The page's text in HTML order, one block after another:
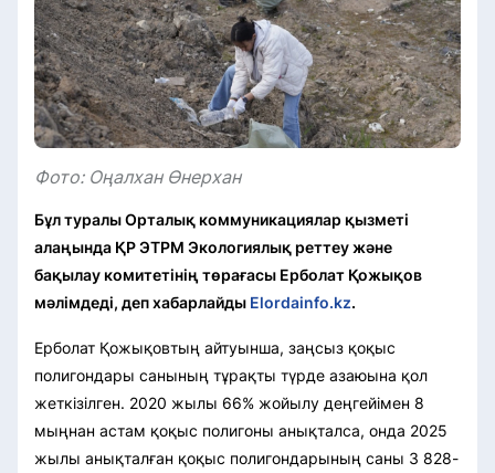
Фото: Оңалхан Өнерхан
Бұл туралы Орталық коммуникациялар қызметі
алаңында ҚР ЭТРМ Экологиялық реттеу және
бақылау комитетінің төрағасы Ерболат Қожықов
мәлімдеді, деп хабарлайды Elordainfo.kz.
Ерболат Қожықовтың айтуынша, заңсыз қоқыс
полигондары санының тұрақты түрде азаюына қол
жеткізілген. 2020 жылы 66% жойылу деңгейімен 8
мыңнан астам қоқыс полигоны анықталса, онда 2025
жылы анықталған қоқыс полигондарының саны 3 828-